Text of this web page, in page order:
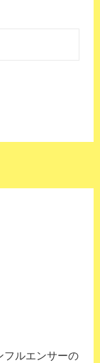
フルエンサーの